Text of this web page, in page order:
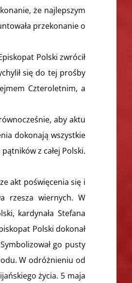
że najlepszym
przekonanie o
Polski zwrócił
się do tej prośby
Czteroletnim, a
aby aktu
dokonają wszystkie
z całej Polski.
akt poświęcenia się i
rzesza wiernych. W
kardynała Stefana
Polski dokonał
go pusty
W odróżnieniu od
życia. 5 maja